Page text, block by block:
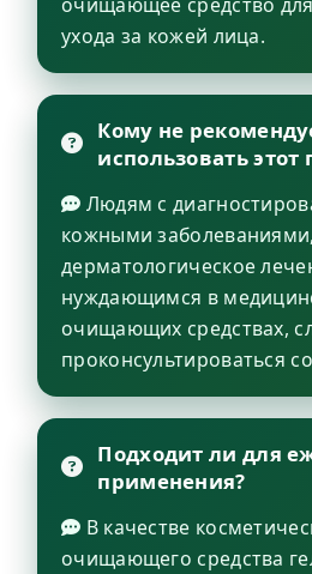
ухода за кожей лица.
Кому не
использовать этот
Людям с
кожными
дерматологическое
нуждающимся в
очищающих средствах,
проконсультироваться
Подходит ли для
применения?
В качестве
очищающего средства